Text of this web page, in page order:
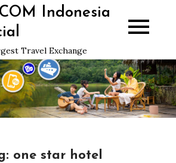
Indonesia
Travel Exchange
one star hotel